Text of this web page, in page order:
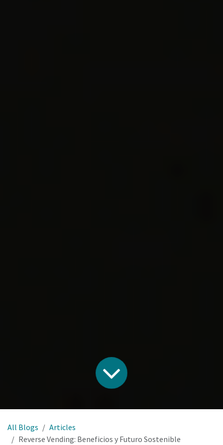
All Blogs
Articles
Reverse Vending: Beneficios y Futuro Sostenible